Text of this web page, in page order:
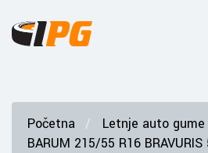
Početna Letnje auto gume
BARUM 215/55 R16